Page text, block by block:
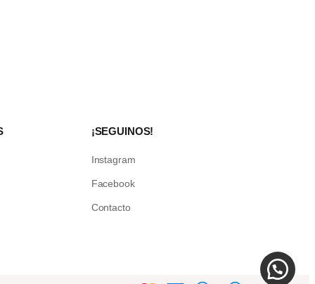
¡SEGUINOS!
Instagram
Facebook
Contacto